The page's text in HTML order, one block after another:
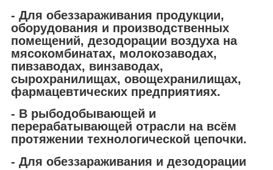
- Для обеззараживания продукции,
оборудования и производственных
помещений, дезодорации воздуха на
мясокомбинатах, молокозаводах,
пивзаводах, винзаводах,
сырохранилищах, овощехранилищах,
фармацевтических предприятиях.
- В рыбодобывающей и
перерабатывающей отрасли на всём
протяжении технологической цепочки.
- Для обеззараживания и дезодорации